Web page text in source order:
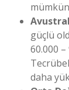
güçlü
60.000
daha